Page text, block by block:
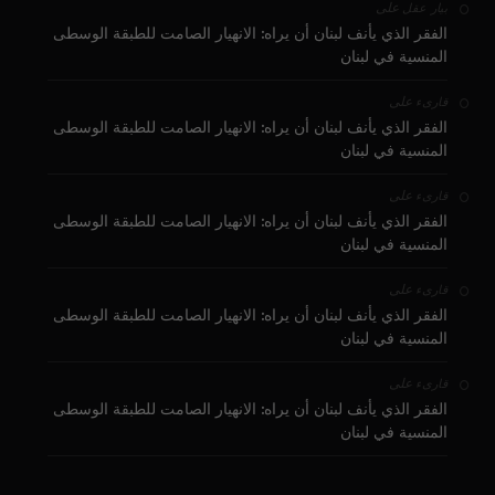
بيار عقل على
الفقر الذي يأنف لبنان أن يراه: الانهيار الصامت للطبقة الوسطى
المنسية في لبنان
قارىء على
الفقر الذي يأنف لبنان أن يراه: الانهيار الصامت للطبقة الوسطى
المنسية في لبنان
قارىء على
الفقر الذي يأنف لبنان أن يراه: الانهيار الصامت للطبقة الوسطى
المنسية في لبنان
قارىء على
الفقر الذي يأنف لبنان أن يراه: الانهيار الصامت للطبقة الوسطى
المنسية في لبنان
قارىء على
الفقر الذي يأنف لبنان أن يراه: الانهيار الصامت للطبقة الوسطى
المنسية في لبنان